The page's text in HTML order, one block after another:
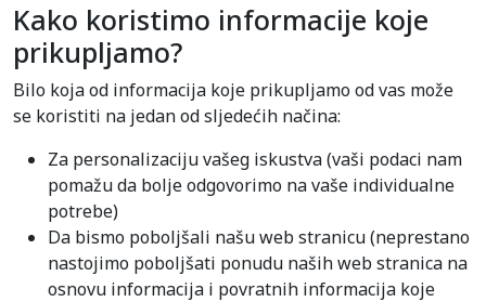
Kako koristimo informacije koje
prikupljamo?
Bilo koja od informacija koje prikupljamo od vas može
se koristiti na jedan od sljedećih načina:
Za personalizaciju vašeg iskustva (vaši podaci nam
pomažu da bolje odgovorimo na vaše individualne
potrebe)
Da bismo poboljšali našu web stranicu (neprestano
nastojimo poboljšati ponudu naših web stranica na
osnovu informacija i povratnih informacija koje